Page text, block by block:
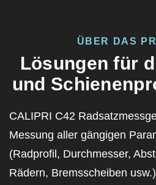
ÜBER DAS
Lösungen für
und
CALIPRI C42 Radsatz
Messung aller gängigen
(Radprofil, Durchmesser,
Rädern, Bremsscheiben